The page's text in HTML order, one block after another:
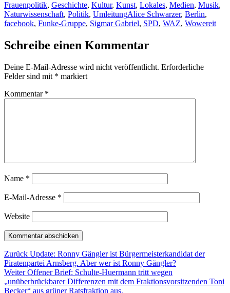
am
Frauenpolitik, Geschichte, Kultur, Kunst, Lokales, Medien, Musik,
Naturwissenschaft, Politik, UmleitungSchlagwörter
Alice Schwarzer, Berlin,
facebook, Funke-Gruppe, Sigmar Gabriel, SPD, WAZ, Wowereit
Schreibe einen Kommentar
Deine E-Mail-Adresse wird nicht veröffentlicht. Erforderliche
Felder sind mit * markiert
Kommentar *
Name *
E-Mail-Adresse *
Website
Beitragsnavigation
Zurück Vorheriger
Beitrag:
Update: Ronny Gängler ist Bürgermeisterkandidat der
Piratenpartei Arnsberg. Aber wer ist Ronny Gängler?
Weiter Nächster
Beitrag:
Offener Brief: Schulte-Huermann tritt wegen
„unüberbrückbarer Differenzen mit dem Fraktionsvorsitzenden Toni
Becker“ aus grüner Ratsfraktion aus.